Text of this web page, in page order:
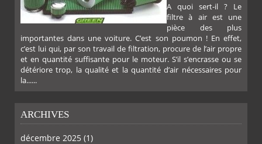
A quoi sert-il ? Le
filtre à air est une
pièce des plus
importantes dans une voiture. C’est son poumon ! En effet,
c’est lui qui, par son travail de filtration, procure de l’air propre
et en quantité suffisante pour le moteur. S’il s’encrasse ou se
détériore trop, la qualité et la quantité d’air nécessaires pour
la......
ARCHIVES
décembre 2025 (1)